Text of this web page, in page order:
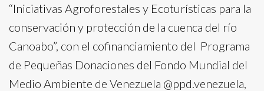
“Iniciativas Agroforestales y Ecoturísticas para la
conservación y protección de la cuenca del río
Canoabo”, con el cofinanciamiento del Programa
de Pequeñas Donaciones del Fondo Mundial del
Medio Ambiente de Venezuela @ppd.venezuela,